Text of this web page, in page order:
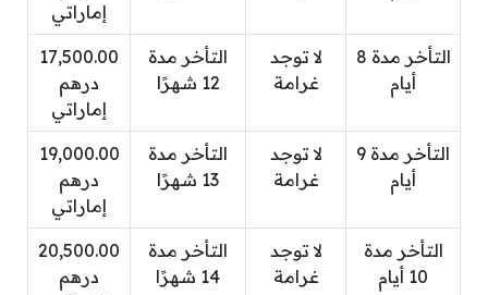
إماراتي
التأخر مدة 8
أيام
لا توجد
غرامة
التأخر مدة
12 شهرًا
17,500.00
درهم
إماراتي
التأخر مدة 9
أيام
لا توجد
غرامة
التأخر مدة
13 شهرًا
19,000.00
درهم
إماراتي
التأخر مدة
10 أيام
لا توجد
غرامة
التأخر مدة
14 شهرًا
20,500.00
درهم